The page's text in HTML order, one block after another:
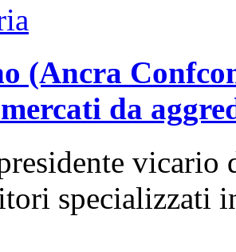
(Ancra
da
vicario
specializzati